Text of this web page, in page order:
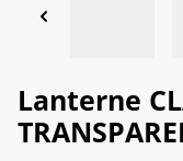
Lanterne